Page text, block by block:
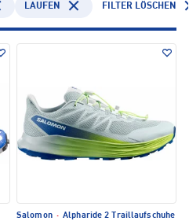
LAUFEN FILTER LÖSCHEN
Salomon · Alpharide 2 Traillaufschuhe